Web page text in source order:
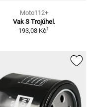
Moto112+
Vak S Trojúhel.
193,08 Kč1